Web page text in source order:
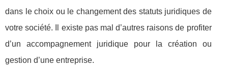
dans le choix ou le changement des statuts juridiques de
votre société. Il existe pas mal d’autres raisons de profiter
d’un accompagnement juridique pour la création ou
gestion d’une entreprise.